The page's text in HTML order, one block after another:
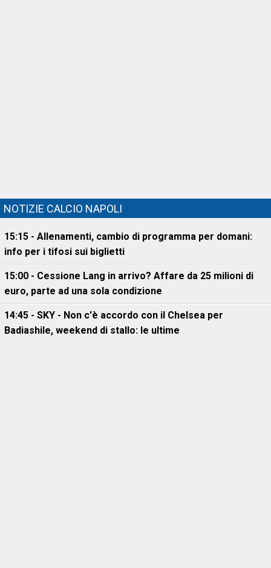
NOTIZIE CALCIO NAPOLI
15:15 - Allenamenti, cambio di programma per domani:
info per i tifosi sui biglietti
15:00 - Cessione Lang in arrivo? Affare da 25 milioni di
euro, parte ad una sola condizione
14:45 - SKY - Non c'è accordo con il Chelsea per
Badiashile, weekend di stallo: le ultime